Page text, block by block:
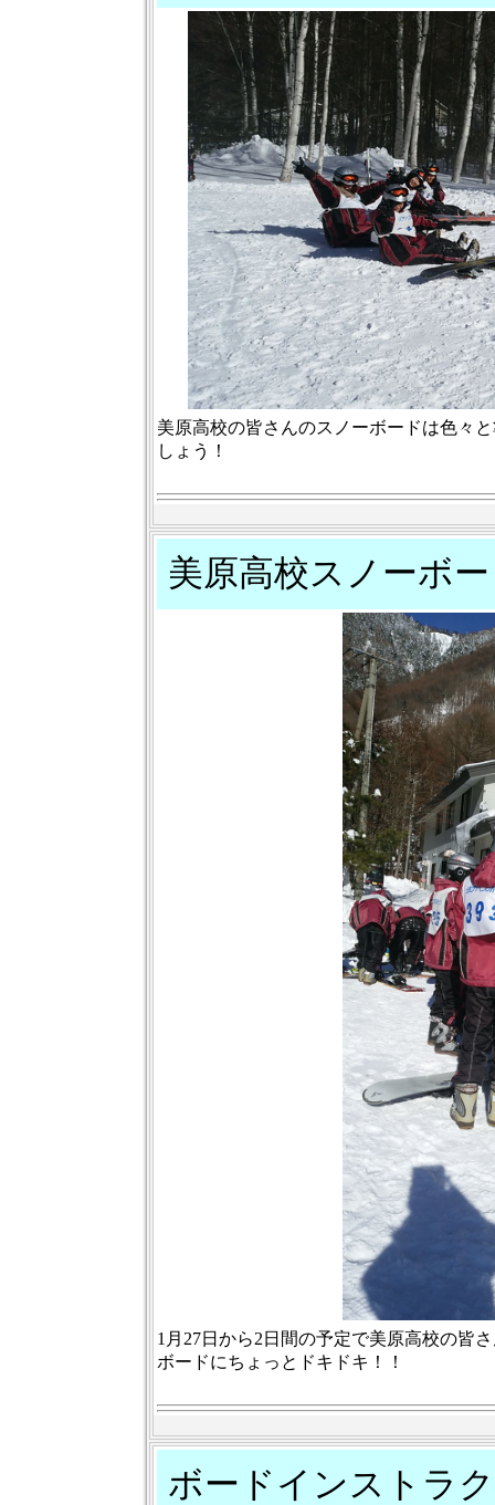
美原高校の皆さんのスノーボードは色々
しょう！
美原高校スノーボ
1月27日から2日間の予定で美原高校の皆
ボードにちょっとドキドキ！！
ボードインストラ